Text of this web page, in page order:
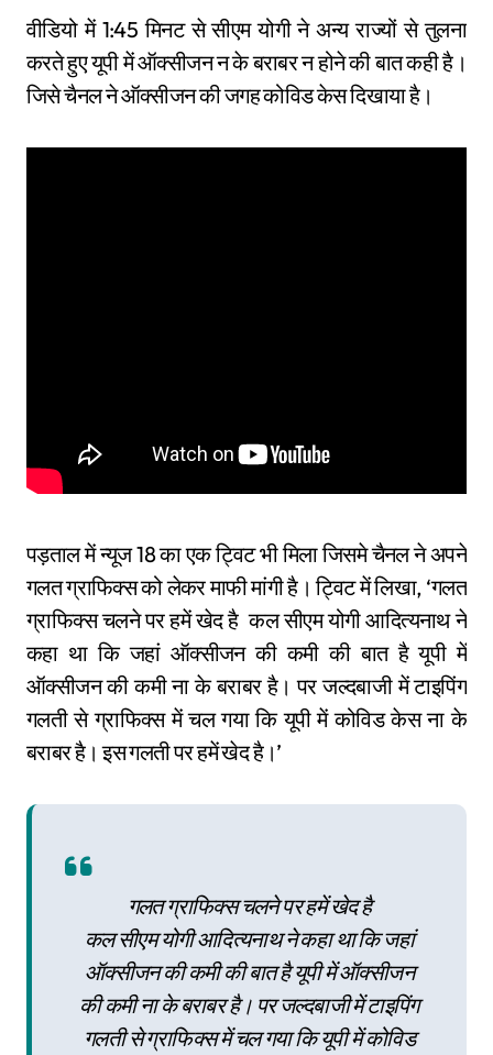
वीडियो में 1:45 मिनट से सीएम योगी ने अन्य राज्यों से तुलना
करते हुए यूपी में ऑक्सीजन न के बराबर न होने की बात कही है।
जिसे चैनल ने ऑक्सीजन की जगह कोविड केस दिखाया है।
पड़ताल में न्यूज 18 का एक ट्विट भी मिला जिसमे चैनल ने अपने
गलत ग्राफिक्स को लेकर माफी मांगी है। ट्विट में लिखा, ‘गलत
ग्राफिक्स चलने पर हमें खेद है कल सीएम योगी आदित्यनाथ ने
कहा था कि जहां ऑक्सीजन की कमी की बात है यूपी में
ऑक्सीजन की कमी ना के बराबर है। पर जल्दबाजी में टाइपिंग
गलती से ग्राफिक्स में चल गया कि यूपी में कोविड केस ना के
बराबर है। इस गलती पर हमें खेद है।’
गलत ग्राफिक्स चलने पर हमें खेद है
कल सीएम योगी आदित्यनाथ ने कहा था कि जहां
ऑक्सीजन की कमी की बात है यूपी में ऑक्सीजन
की कमी ना के बराबर है। पर जल्दबाजी में टाइपिंग
गलती से ग्राफिक्स में चल गया कि यूपी में कोविड